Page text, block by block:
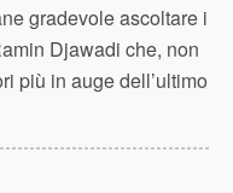
gradevole ascoltare i
Djawadi che, non
più in auge dell’ultimo